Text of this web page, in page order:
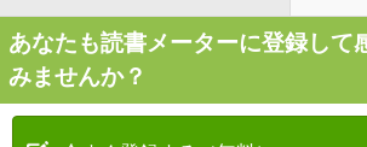
あなたも読書メーターに登録して
みませんか？